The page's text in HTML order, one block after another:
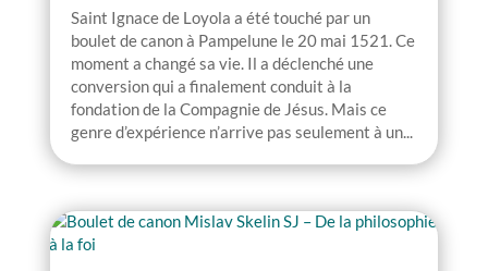
Saint Ignace de Loyola a été touché par un
boulet de canon à Pampelune le 20 mai 1521. Ce
moment a changé sa vie. Il a déclenché une
conversion qui a finalement conduit à la
fondation de la Compagnie de Jésus. Mais ce
genre d’expérience n’arrive pas seulement à un...